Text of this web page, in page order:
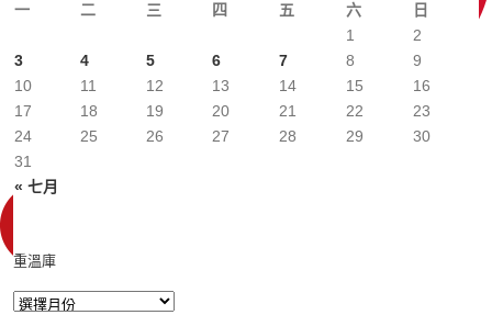
一
二 三 四 五 六 日
« 七月
1
2
3
4 5 6 7 8
9
10
11 12 13 14 15
16
17
18 19 20 21 22
23
24
25 26 27 28 29
30
31
重溫庫